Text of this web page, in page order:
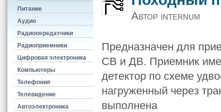
Автор internum
Предназначен для
СВ и ДВ. Приемник
детектор по схеме
нагруженный через
выполнена
Питание
Аудио
Радиопередатчики
Радиоприемники
Цифровая электроника
Компьютеры
Телефония
Телевидение
Автоэлектроника